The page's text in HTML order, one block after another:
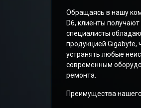
Обращаясь в нашу
D6, клиенты
специалисты
продукцией Gigabyte,
устранять любые
современным
ремонта.
Преимущества